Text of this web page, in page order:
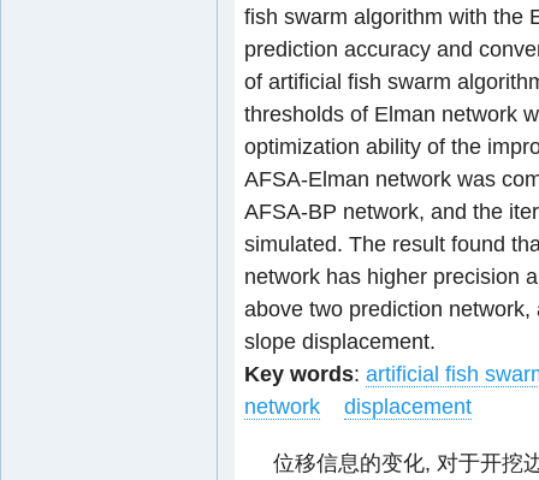
fish swarm algorithm with the
prediction accuracy and
of artificial fish swarm
thresholds of Elman network
optimization ability of the
AFSA-Elman network was
AFSA-BP network, and the
simulated. The result found
network has higher precision
above two prediction
slope displacement.
Key words: artificial fish
network
displacement
位移信息的变化, 对于开挖